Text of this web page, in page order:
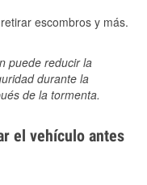
escombros y más.
puede reducir la
durante la
de la tormenta.
el vehículo antes